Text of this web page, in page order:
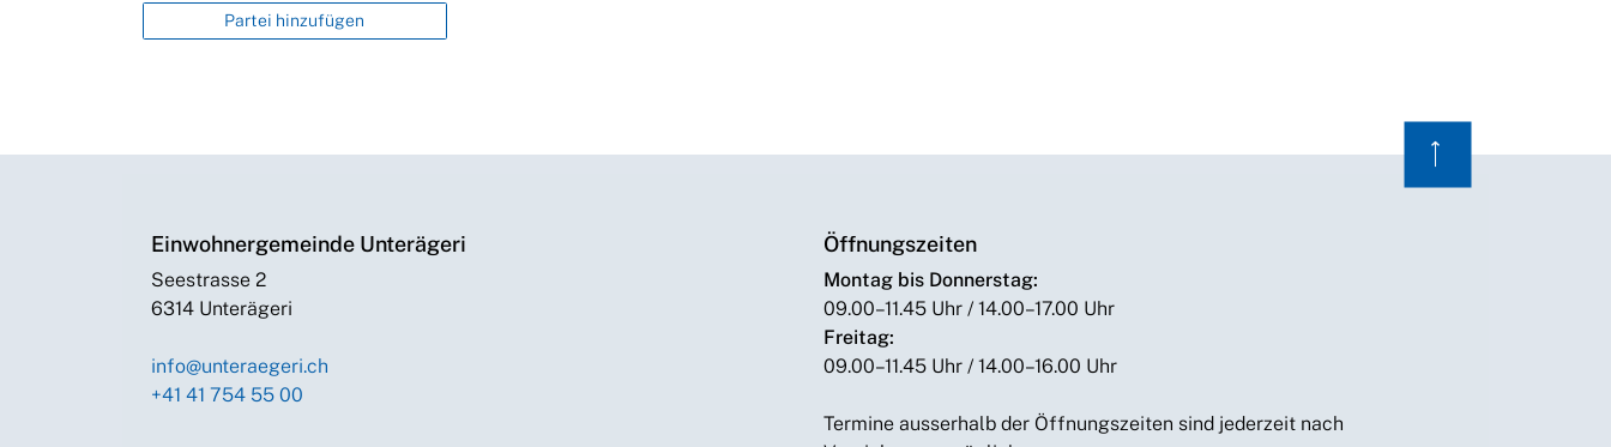
Partei hinzufügen
Einwohnergemeinde Unterägeri
Seestrasse 2
6314 Unterägeri
info@unteraegeri.ch
+41 41 754 55 00
Öffnungszeiten
Montag bis Donnerstag:
09.00–11.45 Uhr / 14.00–17.00 Uhr
Freitag:
09.00–11.45 Uhr / 14.00–16.00 Uhr
Termine ausserhalb der Öffnungszeiten sind jederzeit nach
⟶